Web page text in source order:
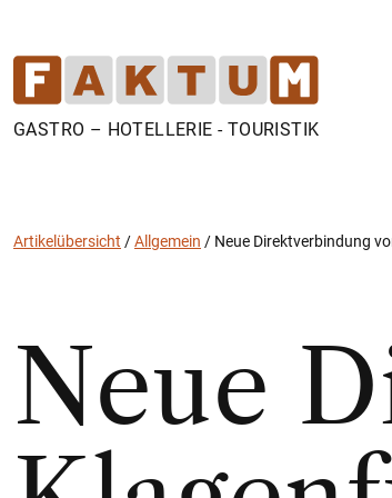
GASTRO – HOTELLERIE - TOURISTIK
Artikelübersicht /Allgemein / Neue Direktverbindung
Neue